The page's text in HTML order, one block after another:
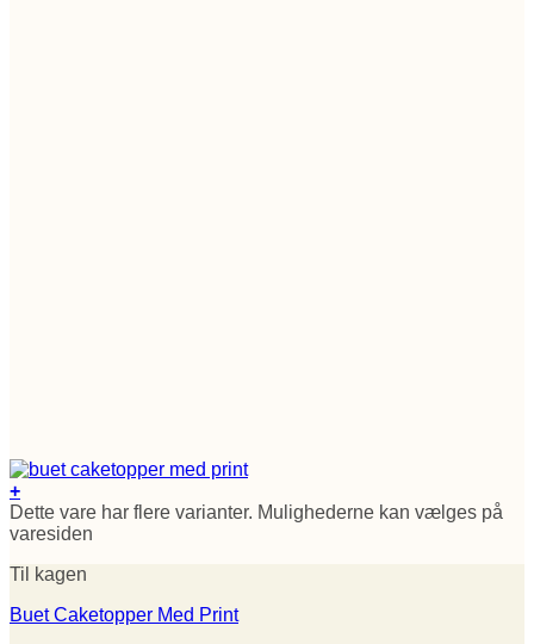
+
Dette vare har flere varianter. Mulighederne kan vælges på
varesiden
Til kagen
Buet Caketopper Med Print